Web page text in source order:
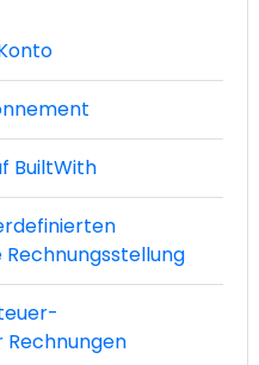
BuiltWith
Rechnungsstellung